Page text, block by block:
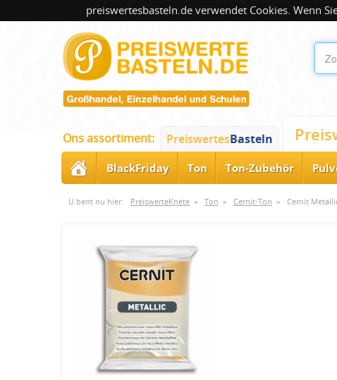
preiswertesbasteln.de verwendet Cookies. Wenn
Ons assortiment: PreiswertesBasteln
BlackFriday Ton Ton-Zubehör
U bent nu hier: PreiswerteKnete » Ton » Cernit-Ton » Cernit